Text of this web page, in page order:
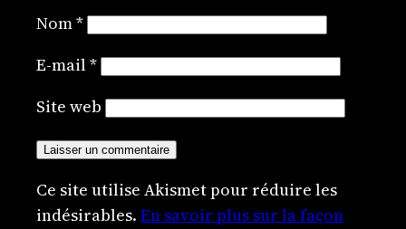
Nom*
E-mail*
Site web
Ce site utilise Akismet pour réduire les
indésirables.En savoir plus sur la façon